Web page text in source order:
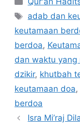
Tags
adab dan
keutamaan
berdoa,
dan waktu yang
dzikir, khutbah
keutamaan doa,
berdoa
Isra Mi’raj